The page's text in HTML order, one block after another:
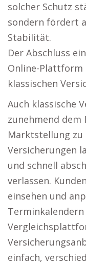
solcher Schutz
sondern fördert
Stabilität.
Der Abschluss
Online-Plattform
klassischen
Auch klassische
zunehmend
Marktstellung zu
Versicherungen
und schnell
verlassen.
einsehen und
einfach,